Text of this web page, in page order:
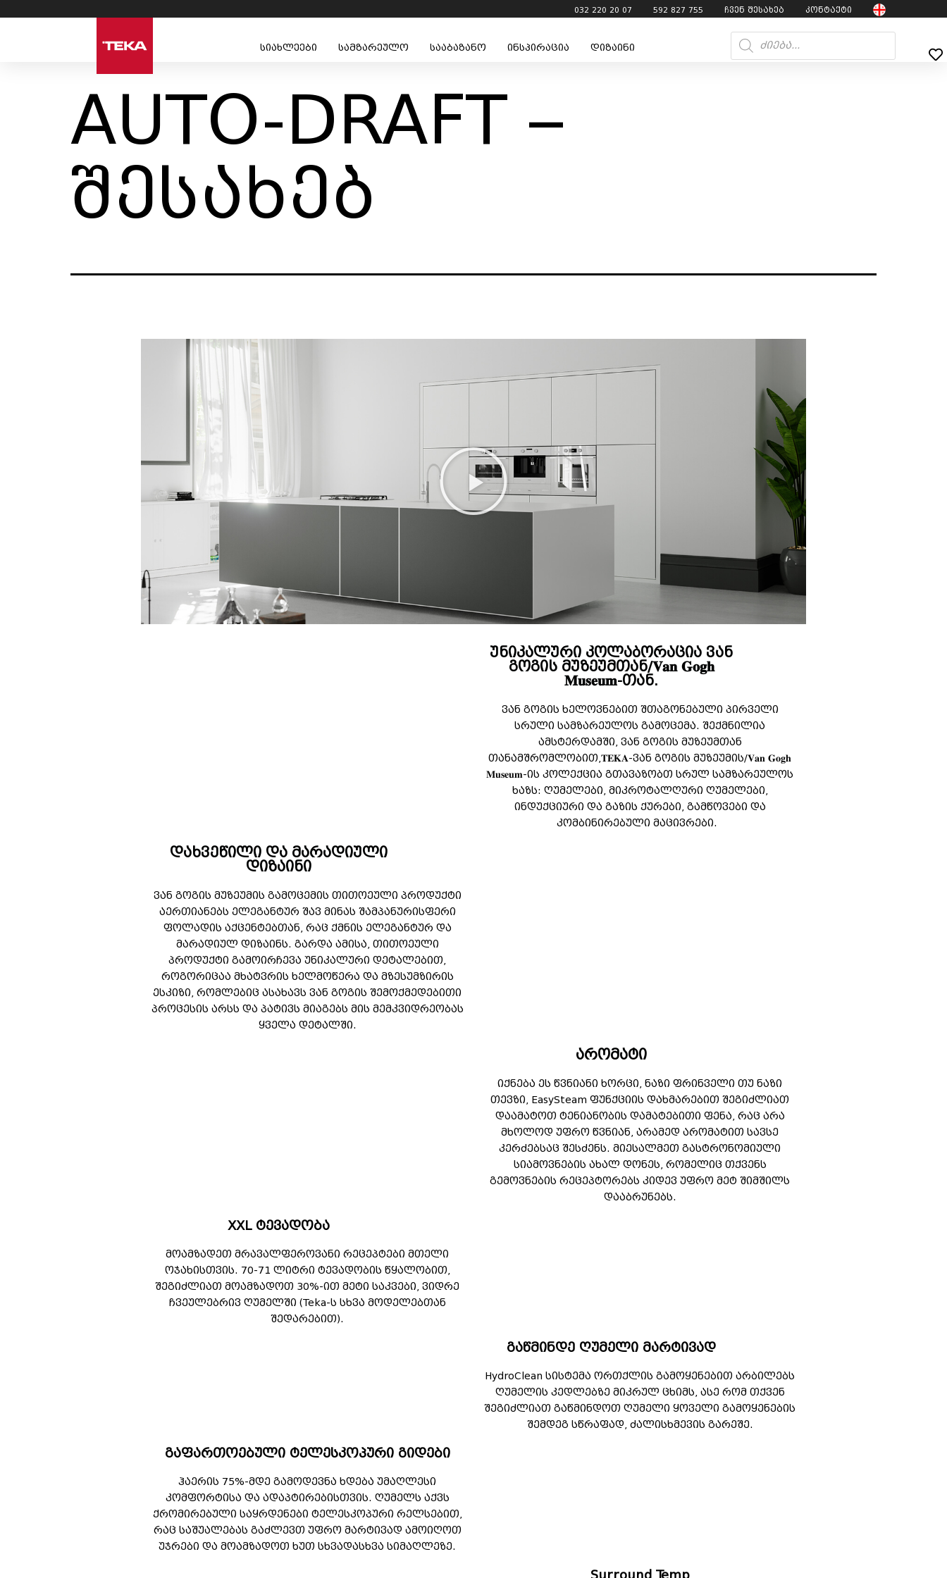
032 220 20 07 592 827 755 ჩვენ შესახებ კონტაქტი
სიახლეები სამზარეულო სააბაზანო ინსპირაცია დიზაინი
AUTO-DRAFT –
შესახებ
უნიკალური კოლაბორაცია ვან
გოგის მუზეუმთან/𝐕𝐚𝐧 𝐆𝐨𝐠𝐡
𝐌𝐮𝐬𝐞𝐮𝐦-თან.
ვან გოგის ხელოვნებით შთაგონებული პირველი
სრული სამზარეულოს გამოცემა. შექმნილია
ამსტერდამში, ვან გოგის მუზეუმთან
თანამშრომლობით,𝐓𝐄𝐊𝐀-ვან გოგის მუზეუმის/𝐕𝐚𝐧 𝐆𝐨𝐠𝐡
𝐌𝐮𝐬𝐞𝐮𝐦-ის კოლექცია გთავაზობთ სრულ სამზარეულოს
ხაზს: ღუმელები, მიკროტალღური ღუმელები,
ინდუქციური და გაზის ქურები, გამწოვები და
კომბინირებული მაცივრები.
დახვეწილი და მარადიული
დიზაინი
ვან გოგის მუზეუმის გამოცემის თითოეული პროდუქტი
აერთიანებს ელეგანტურ შავ მინას შამპანურისფერი
ფოლადის აქცენტებთან, რაც ქმნის ელეგანტურ და
მარადიულ დიზაინს. გარდა ამისა, თითოეული
პროდუქტი გამოირჩევა უნიკალური დეტალებით,
როგორიცაა მხატვრის ხელმოწერა და მზესუმზირის
ესკიზი, რომლებიც ასახავს ვან გოგის შემოქმედებითი
პროცესის არსს და პატივს მიაგებს მის მემკვიდრეობას
ყველა დეტალში.
არომატი
იქნება ეს წვნიანი ხორცი, ნაზი ფრინველი თუ ნაზი
თევზი, EasySteam ფუნქციის დახმარებით შეგიძლიათ
დაამატოთ ტენიანობის დამატებითი ფენა, რაც არა
მხოლოდ უფრო წვნიან, არამედ არომატით სავსე
კერძებსაც შესძენს. მიესალმეთ გასტრონომიული
სიამოვნების ახალ დონეს, რომელიც თქვენს
გემოვნების რეცეპტორებს კიდევ უფრო მეტ შიმშილს
დააბრუნებს.
XXL ტევადობა
მოამზადეთ მრავალფეროვანი რეცეპტები მთელი
ოჯახისთვის. 70-71 ლიტრი ტევადობის წყალობით,
შეგიძლიათ მოამზადოთ 30%-ით მეტი საკვები, ვიდრე
ჩვეულებრივ ღუმელში (Teka-ს სხვა მოდელებთან
შედარებით).
გაწმინდე ღუმელი მარტივად
HydroClean სისტემა ორთქლის გამოყენებით არბილებს
ღუმელის კედლებზე მიკრულ ცხიმს, ასე რომ თქვენ
შეგიძლიათ გაწმინდოთ ღუმელი ყოველი გამოყენების
შემდეგ სწრაფად, ძალისხმევის გარეშე.
გაფართოებული ტელესკოპური გიდები
ჰაერის 75%-მდე გამოდევნა ხდება უმაღლესი
კომფორტისა და ადაპტირებისთვის. ღუმელს აქვს
ქრომირებული საყრდენები ტელესკოპური რელსებით,
რაც საშუალებას გაძლევთ უფრო მარტივად ამოიღოთ
უჯრები და მოამზადოთ ხუთ სხვადასხვა სიმაღლეზე.
Surround Temp